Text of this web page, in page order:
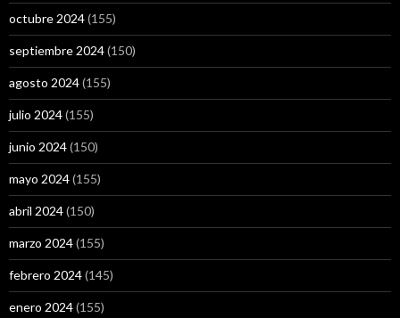
octubre 2024(155)
septiembre 2024(150)
agosto 2024(155)
julio 2024(155)
junio 2024(150)
mayo 2024(155)
abril 2024(150)
marzo 2024(155)
febrero 2024(145)
enero 2024(155)